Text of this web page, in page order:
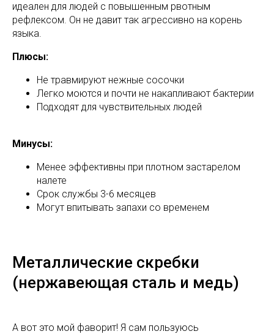
идеален для людей с повышенным рвотным
рефлексом. Он не давит так агрессивно на корень
языка.
Плюсы:
Не травмируют нежные сосочки
Легко моются и почти не накапливают бактерии
Подходят для чувствительных людей
Минусы:
Менее эффективны при плотном застарелом
налете
Срок службы 3-6 месяцев
Могут впитывать запахи со временем
Металлические скребки
(нержавеющая сталь и медь)
А вот это мой фаворит! Я сам пользуюсь